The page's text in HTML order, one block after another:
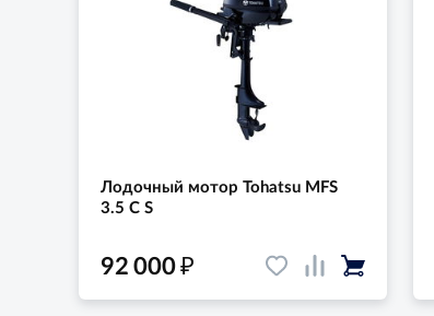
Лодочный мотор Tohatsu MFS
3.5 C S
92 000₽